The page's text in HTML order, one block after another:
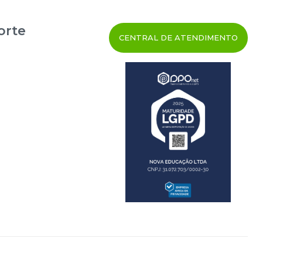
CENTRAL DE ATENDIMENTO